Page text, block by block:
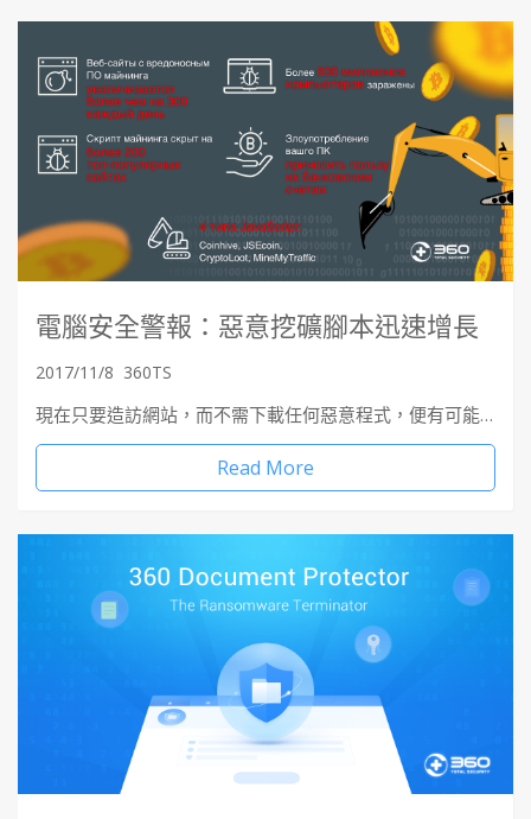
電腦安全警報：惡意挖礦腳本迅速增長
2017/11/8 360TS
現在只要造訪網站，而不需下載任何惡意程式，便有可能…
Read More